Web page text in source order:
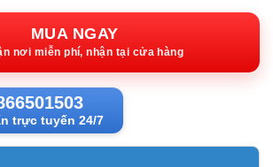
gốc:
5.040.000VND.
hiện
MUA NGAY
nơi miễn phí, nhận tại cửa hàng
trực tuyến 24/7